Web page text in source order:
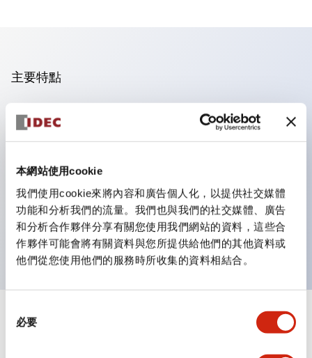
本網站使用cookie
我們使用cookie來將內容和廣告個人化，以提供社交媒體
功能和分析我們的流量。我們也與我們的社交媒體、廣告
和分析合作夥伴分享有關您使用我們網站的資料，這些合
作夥伴可能會將有關資料與您所提供給他們的其他資料或
他們從您使用他們的服務時所收集的資料相結合。
必要
主要特點
操作面板的凹凸減少，呈現銳利感。
支援分離型／單板式
優秀的防水性能。保護結構IP65
按鈕開關、選擇開關、帶鎖選擇開關最多3c接點。
邊框顏色有黑色與金屬色兩種。
LED照明帶來明亮且清晰的照明面
規格 顯示全部 +